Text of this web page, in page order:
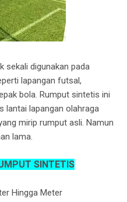
sekali digunakan pada
lapangan futsal,
bola. Rumput sintetis ini
lantai lapangan olahraga
mirip rumput asli. Namun
lama.
SINTETIS
Hingga Meter